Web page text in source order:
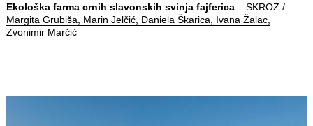
Ekološka farma crnih slavonskih svinja fajferica– SKROZ /
Margita Grubiša, Marin Jelčić, Daniela Škarica, Ivana Žalac,
Zvonimir Marčić